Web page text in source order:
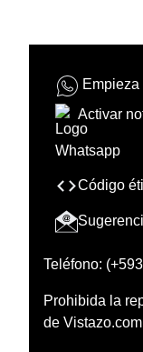
Activar
Código
Teléfono:
Prohibida la
de